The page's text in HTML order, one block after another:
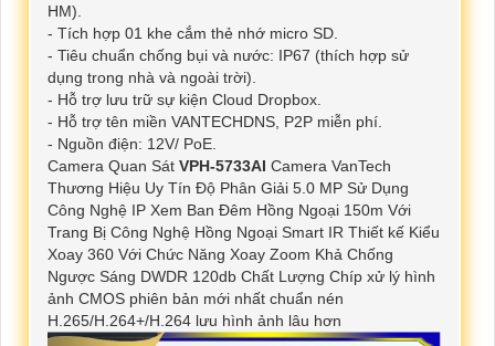
HM).
- Tích hợp 01 khe cắm thẻ nhớ micro SD.
- Tiêu chuẩn chống bụi và nước: IP67 (thích hợp sử
dụng trong nhà và ngoài trời).
- Hỗ trợ lưu trữ sự kiện Cloud Dropbox.
- Hỗ trợ tên miền VANTECHDNS, P2P miễn phí.
- Nguồn điện: 12V/ PoE.
Camera Quan Sát VPH-5733AI Camera VanTech
Thương Hiệu Uy Tín Độ Phân Giải 5.0 MP Sử Dụng
Công Nghệ IP Xem Ban Đêm Hồng Ngoại 150m Với
Trang Bị Công Nghệ Hồng Ngoại Smart IR Thiết kế Kiểu
Xoay 360 Với Chức Năng Xoay Zoom Khả Chống
Ngược Sáng DWDR 120db Chất Lượng Chíp xử lý hình
ảnh CMOS phiên bản mới nhất chuẩn nén
H.265/H.264+/H.264 lưu hình ảnh lâu hơn